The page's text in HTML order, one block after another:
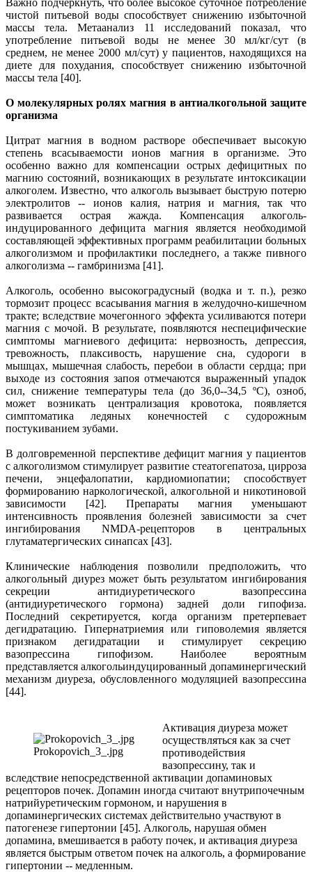
чистой питьевой воды способствует снижению избыточной
массы тела. Метаанализ 11 исследований показал, что
употребление питьевой воды не менее 30 мл/кг/сут (в
среднем, не менее 2000 мл/сут) у пациентов, находящихся на
диете для похудания, способствует снижению избыточной
массы тела [40].
О молекулярных ролях магния в антиалкогольной защите
организма
Цитрат магния в водном растворе обеспечивает высокую
степень всасываемости ионов магния в организме. Это
особенно важно для компенсации острых дефицитных по
магнию состояний, возникающих в результате интоксикации
алкоголем. Известно, что алкоголь вызывает быструю потерю
электролитов -- ионов калия, натрия и магния, так что
развивается острая жажда. Компенсация алкоголь-
индуцированного дефицита магния является необходимой
составляющей эффективных программ реабилитации больных
алкоголизмом и профилактики последнего, а также пивного
алкоголизма -- гамбринизма [41].
Алкоголь, особенно высокоградусный (водка и т. п.), резко
тормозит процесс всасывания магния в желудочно-кишечном
тракте; вследствие мочегонного эффекта усиливаются потери
магния с мочой. В результате, появляются неспецифические
симптомы магниевого дефицита: нервозность, депрессия,
тревожность, плаксивость, нарушение сна, судороги в
мышцах, мышечная слабость, перебои в области сердца; при
выходе из состояния запоя отмечаются выраженный упадок
сил, снижение температуры тела (до 36,0--34,5 ºC), озноб,
может возникать централизация кровотока, появляется
симптоматика ледяных конечностей с судорожным
постукиванием зубами.
В долговременной перспективе дефицит магния у пациентов
с алкоголизмом стимулирует развитие стеатогепатоза, цирроза
печени, энцефалопатии, кардиомиопатии; способствует
формированию наркологической, алкогольной и никотиновой
зависимости [42]. Препараты магния уменьшают
интенсивность проявления болезней зависимости за счет
ингибирования NMDA-рецепторов в центральных
глутаматергических синапсах [43].
Клинические наблюдения позволили предположить, что
алкогольный диурез может быть результатом ингибирования
секреции антидиуретического вазопрессина
(антидиуретического гормона) задней доли гипофиза.
Последний секретируется, когда организм претерпевает
дегидратацию. Гипернатриемия или гиповолемия является
признаком дегидратации и стимулирует секрецию
вазопрессина гипофизом. Наиболее вероятным
представляется алкогольиндуцированный допаминергический
механизм диуреза, обусловленного модуляцией вазопрессина
[44].
Prokopovich_3_.jpg
Активация диуреза может
осуществляться как за счет
противодействия
вазопрессину, так и
вследствие непосредственной активации допаминовых
рецепторов почек. Допамин иногда считают внутрипочечным
натрийуретическим гормоном, и нарушения в
допаминергических системах действительно участвуют в
патогенезе гипертонии [45]. Алкоголь, нарушая обмен
допамина, вмешивается в работу почек, и активация диуреза
является быстрым ответом почек на алкоголь, а формирование
гипертонии -- медленным.